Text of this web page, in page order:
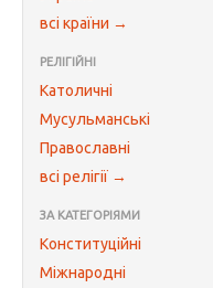
всі країни →
РЕЛІГІЙНІ
Католичні
Мусульманські
Православні
всі релігії →
ЗА КАТЕГОРІЯМИ
Конституційні
Міжнародні